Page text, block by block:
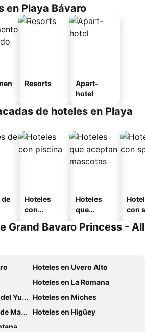
en Playa Bávaro
Resorts
Apart-
hotel
de hoteles en Playa
de
Hoteles
con
Hoteles
que
mascotas
con
Grand Bavaro Princess - All
Hoteles en Uvero Alto
Hoteles en La Romana
Yuma
Hoteles en Miches
Hoteles en Higüey